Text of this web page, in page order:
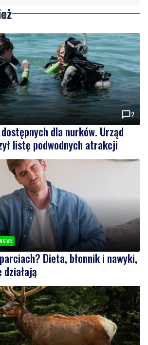
2
dla nurków. Urząd
listę podwodnych atrakcji
NOWE
Dieta, błonnik i nawyki,
6